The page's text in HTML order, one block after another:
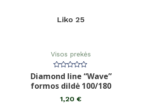
Liko 25
Visos prekės
Įvertinimas:
0
iš
Diamond line “Wave”
formos dildė 100/180
1,20€